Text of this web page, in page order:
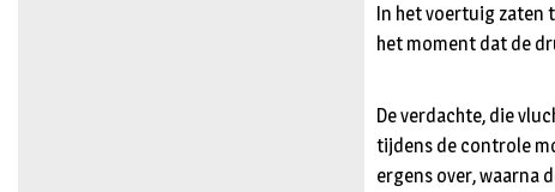
In het voertuig zaten
het moment dat de
De verdachte, die
tijdens de controle
ergens over, waarna